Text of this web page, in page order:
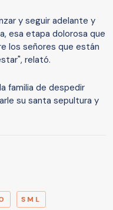
y seguir adelante y
esa etapa dolorosa que
los señores que están
relató.
familia de despedir
su santa sepultura y
SML